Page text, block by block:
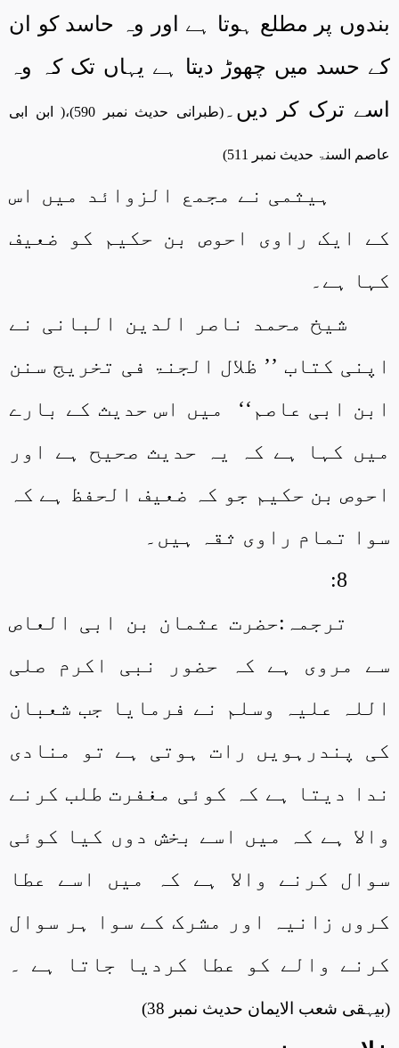
بندوں پر مطلع ہوتا ہے اور وہ حاسد کو ان
کے حسد میں چھوڑ دیتا ہے یہاں تک کہ وہ
اسے ترک کر دیں۔
(طبرانی حدیث نمبر 590)،( ابن ابی
عاصم السنۃ حدیث نمبر 511)
ہیثمی نے مجمع الزوائد میں اس
کے ایک راوی احوص بن حکیم کو ضعیف
کہا ہے۔
شیخ محمد ناصر الدین البانی نے
اپنی کتاب ’’ ظلال الجنۃ فی تخریج سنن
ابن ابی عاصم‘‘
میں اس حدیث کے بارے
میں کہا ہے کہ یہ حدیث صحیح ہے اور
احوص بن حکیم جو کہ ضعیف الحفظ ہے کہ
سوا تمام راوی ثقہ ہیں۔
8:
ترجمہ:حضرت عثمان بن ابی العاص
سے مروی ہے کہ حضور نبی اکرم صلی
اللہ علیہ وسلم نے فرمایا جب شعبان
کی پندرہویں رات ہوتی ہے تو منادی
ندا دیتا ہے کہ کوئی مغفرت طلب کرنے
والا ہے کہ میں اسے بخش دوں کیا کوئی
سوال کرنے والا ہے کہ میں اسے عطا
کروں زانیہ اور مشرک کے سوا ہر سوال
کرنے والے کو عطا کردیا جاتا ہے ۔
(بیہقی شعب الایمان حدیث نمبر 38)